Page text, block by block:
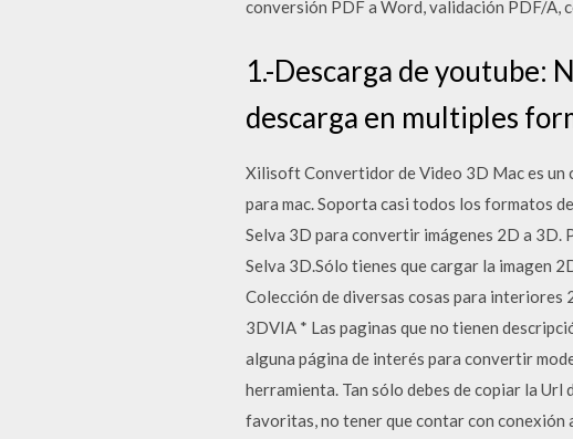
conversión PDF a Word, validación PDF/A,
1.-Descarga de youtube:
descarga en multiples
Xilisoft Convertidor de Video 3D Mac es un
para mac. Soporta casi todos los formatos
Selva 3D para convertir imágenes 2D a
Selva 3D.Sólo tienes que cargar la imagen
Colección de diversas cosas para
3DVIA * Las paginas que no tienen
alguna página de interés para convertir
herramienta. Tan sólo debes de copiar la
favoritas, no tener que contar con conexión